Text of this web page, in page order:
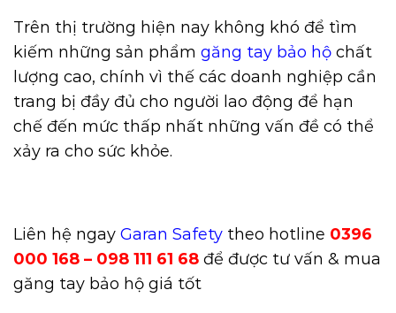
Trên thị trường hiện nay không khó để tìm
kiếm những sản phẩm găng tay bảo hộ chất
lượng cao, chính vì thế các doanh nghiệp cần
trang bị đầy đủ cho người lao động để hạn
chế đến mức thấp nhất những vấn đề có thể
xảy ra cho sức khỏe.
Liên hệ ngay Garan Safety theo hotline 0396
000 168 – 098 111 61 68 để được tư vấn & mua
găng tay bảo hộ giá tốt